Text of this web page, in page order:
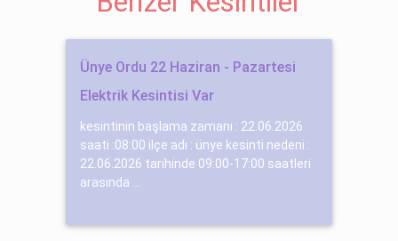
Ünye Ordu 22 Haziran - Pazartesi
Elektrik Kesintisi Var
kesintinin başlama zamanı : 22.06.2026
saati :08:00 ilçe adı : ünye kesinti nedeni :
22.06.2026 tari̇hi̇nde 09:00-17:00 saatleri̇
arasında ...